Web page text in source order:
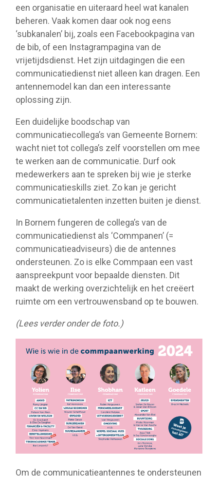
een organisatie en uiteraard heel wat kanalen
beheren. Vaak komen daar ook nog eens
‘subkanalen’ bij, zoals een Facebookpagina van
de bib, of een Instagrampagina van de
vrijetijdsdienst. Het zijn uitdagingen die een
communicatiedienst niet alleen kan dragen. Een
antennemodel kan dan een interessante
oplossing zijn.
Een duidelijke boodschap van
communicatiecollega’s van Gemeente Bornem:
wacht niet tot collega’s zelf voorstellen om mee
te werken aan de communicatie. Durf ook
medewerkers aan te spreken bij wie je sterke
communicatieskills ziet. Zo kan je gericht
communicatietalenten inzetten buiten je dienst.
In Bornem fungeren de collega’s van de
communicatiedienst als ‘Commpanen’ (=
communicatieadviseurs) die de antennes
ondersteunen. Zo is elke Commpaan een vast
aanspreekpunt voor bepaalde diensten. Dit
maakt de werking overzichtelijk en het creëert
ruimte om een vertrouwensband op te bouwen.
(Lees verder onder de foto.)
Om de communicatieantennes te ondersteunen